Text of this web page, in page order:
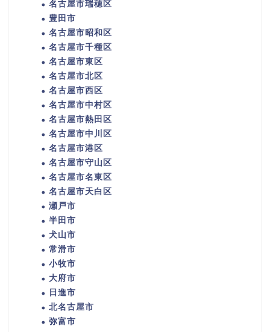
名古屋市瑞穂区
豊田市
名古屋市昭和区
名古屋市千種区
名古屋市東区
名古屋市北区
名古屋市西区
名古屋市中村区
名古屋市熱田区
名古屋市中川区
名古屋市港区
名古屋市守山区
名古屋市名東区
名古屋市天白区
瀬戸市
半田市
犬山市
常滑市
小牧市
大府市
日進市
北名古屋市
弥富市